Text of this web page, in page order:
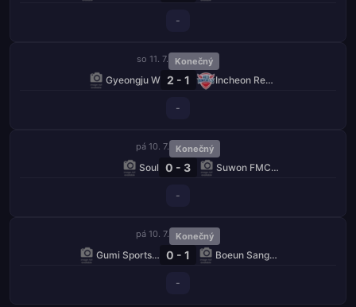
-
so 11. 7. Konečný
Gyeongju W 2 - 1 Incheon Red Angels W
-
pá 10. 7. Konečný
Soul 0 - 3 Suwon FMC W
-
pá 10. 7. Konečný
Gumi Sportstoto W 0 - 1 Boeun Sangmu W
-